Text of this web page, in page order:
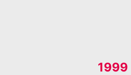
1999